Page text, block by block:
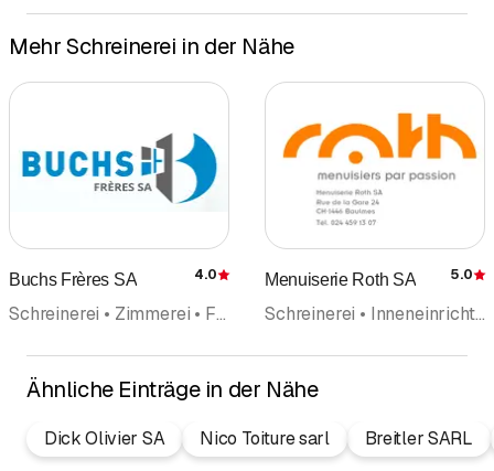
Mehr Schreinerei in der Nähe
Buchs Frères SA Bewertung
4.0
Schreinerei • Zimmerei • Fensterfabrikation • Tore • Säge- und Hobelwerk
Menuiserie Roth SA 5.0
Schreinerei • Inneneinrichtungen • Küchenbau und Küchenausstellungen • Küchenbau • Antikschreinerei • Kücheneinrichtungen • Fenster
Ähnliche Einträge in der Nähe
Dick Olivier SA Nico Toiture sarl
Breitler SARL